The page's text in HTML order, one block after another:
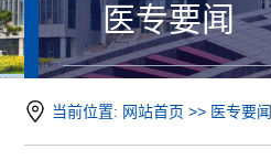
医专要闻
当前位置: 网站首页 >> 医专要闻